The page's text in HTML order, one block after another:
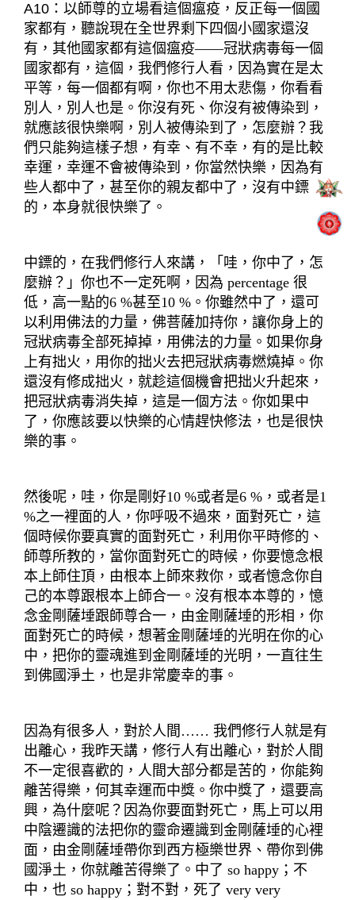
A10 ： 以師尊的立場看這個瘟疫，反正每一個國
家都有，聽說現在全世界剩下四個小國家還沒
有，其他國家都有這個瘟疫——冠狀病毒每一個
國家都有，這個，我們修行人看，因為實在是太
平等，每一個都有啊，你也不用太悲傷，你看看
別人，別人也是。你沒有死、你沒有被傳染到，
就應該很快樂啊，別人被傳染到了，怎麼辦？我
們只能夠這樣子想，有幸、有不幸，有的是比較
幸運，幸運不會被傳染到，你當然快樂，因為有
些人都中了，甚至你的親友都中了，沒有中鏢
的，本身就很快樂了。
中鏢的，在我們修行人來講，「哇，你中了，怎
麼辦？」你也不一定死啊，因為 percentage 很
低，高一點的6 %甚至10 %。你雖然中了，還可
以利用佛法的力量，佛菩薩加持你，讓你身上的
冠狀病毒全部死掉掉，用佛法的力量。如果你身
上有拙火，用你的拙火去把冠狀病毒燃燒掉。你
還沒有修成拙火，就趁這個機會把拙火升起來，
把冠狀病毒消失掉，這是一個方法。你如果中
了，你應該要以快樂的心情趕快修法，也是很快
樂的事。
然後呢，哇，你是剛好10 %或者是6 %，或者是1
%之一裡面的人，你呼吸不過來，面對死亡，這
個時候你要真實的面對死亡，利用你平時修的、
師尊所教的，當你面對死亡的時候，你要憶念根
本上師住頂，由根本上師來救你，或者憶念你自
己的本尊跟根本上師合一。沒有根本本尊的，憶
念金剛薩埵跟師尊合一，由金剛薩埵的形相，你
面對死亡的時候，想著金剛薩埵的光明在你的心
中，把你的靈魂進到金剛薩埵的光明，一直往生
到佛國淨土，也是非常慶幸的事。
因為有很多人，對於人間…… 我們修行人就是有
出離心，我昨天講，修行人有出離心，對於人間
不一定很喜歡的，人間大部分都是苦的，你能夠
離苦得樂，何其幸運而中獎。你中獎了，還要高
興，為什麼呢？因為你要面對死亡，馬上可以用
中陰遷識的法把你的靈命遷識到金剛薩埵的心裡
面，由金剛薩埵帶你到西方極樂世界、帶你到佛
國淨土，你就離苦得樂了。中了 so happy；不
中，也 so happy；對不對，死了 very very